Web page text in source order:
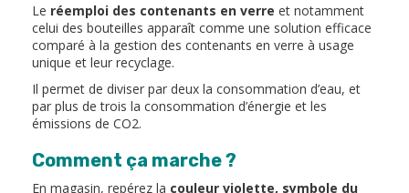
Le réemploi des contenants en verre et notamment
celui des bouteilles apparaît comme une solution efficace
comparé à la gestion des contenants en verre à usage
unique et leur recyclage.
Il permet de diviser par deux la consommation d’eau, et
par plus de trois la consommation d’énergie et les
émissions de CO2.
Comment ça marche ?
En magasin, repérez la couleur violette, symbole du